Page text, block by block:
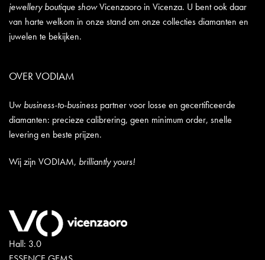
jewellery boutique showVicenzaoro in Vicenza. U bent ook daar
van harte welkom in onze stand om onze collecties diamanten en
juwelen te bekijken.
OVER VODIAM
Uw business-to-business partner voor losse en gecertificeerde
diamanten: precieze calibrering, geen minimum order, snelle
levering en beste prijzen.
Wij zijn VODIAM, brilliantly yours!
Hall: 3.0